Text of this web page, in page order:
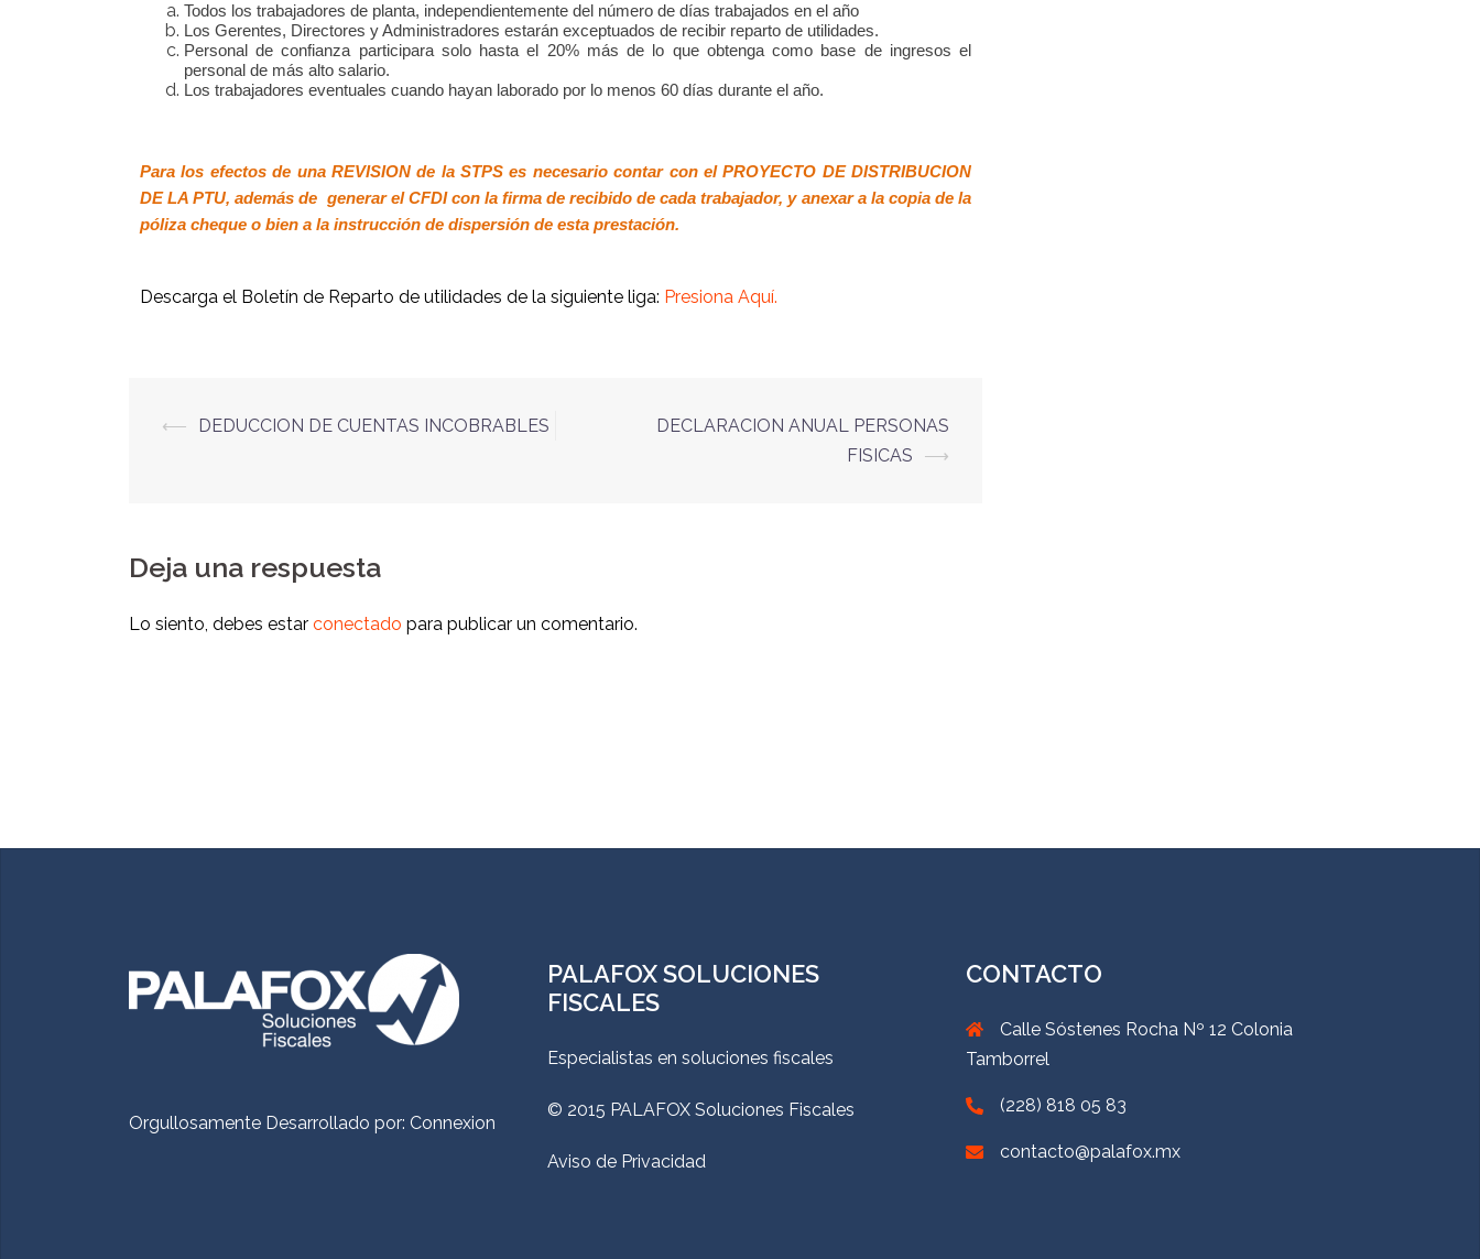
Todos los trabajadores de planta, independientemente del número de días trabajados en el año
Los Gerentes, Directores y Administradores estarán exceptuados de recibir reparto de utilidades.
Personal de confianza participara solo hasta el 20% más de lo que obtenga como base de ingresos el
personal de más alto salario.
Los trabajadores eventuales cuando hayan laborado por lo menos 60 días durante el año.
Para los efectos de una REVISION de la STPS es necesario contar con el PROYECTO DE DISTRIBUCION
DE LA PTU, además de generar el CFDI con la firma de recibido de cada trabajador, y anexar a la copia de la
póliza cheque o bien a la instrucción de dispersión de esta prestación.
Descarga el Boletín de Reparto de utilidades de la siguiente liga: Presiona Aquí.
⟵ DEDUCCION DE CUENTAS INCOBRABLES
DECLARACION ANUAL PERSONAS
FISICAS
⟶
Deja una respuesta
Lo siento, debes estar conectado para publicar un comentario.
Orgullosamente Desarrollado por: Connexion
PALAFOX SOLUCIONES
FISCALES
Especialistas en soluciones fiscales
© 2015 PALAFOX Soluciones Fiscales
Aviso de Privacidad
CONTACTO
Calle Sóstenes Rocha Nº 12 Colonia
Tamborrel
(228) 818 05 83
contacto@palafox.mx